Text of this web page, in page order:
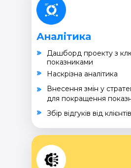
Аналітика
Дашборд проекту з
показниками
Внесення змін у
для покращення
Збір відгуків від клієнтів
Наскрізна аналітика